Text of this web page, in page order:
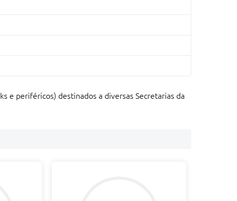
e periféricos) destinados a diversas Secretarias da